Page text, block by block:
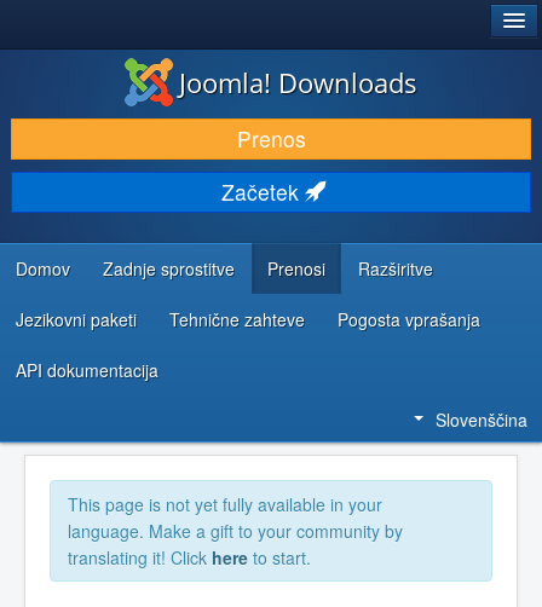
PRENESI IN RAZŠIRI
ODKRIJTE & IZVEJTE
SKUPNOST IN PODPORA
VIRI ZA RAZVIJALCE
Joomla! Downloads
Prenos
Začetek
Domov Zadnje sprostitve Prenosi Razširitve
Jezikovni paketi Tehnične zahteve Pogosta vprašanja
API dokumentacija
Slovenščina
This page is not yet fully available in your
language. Make a gift to your community by
translating it! Click here to start.